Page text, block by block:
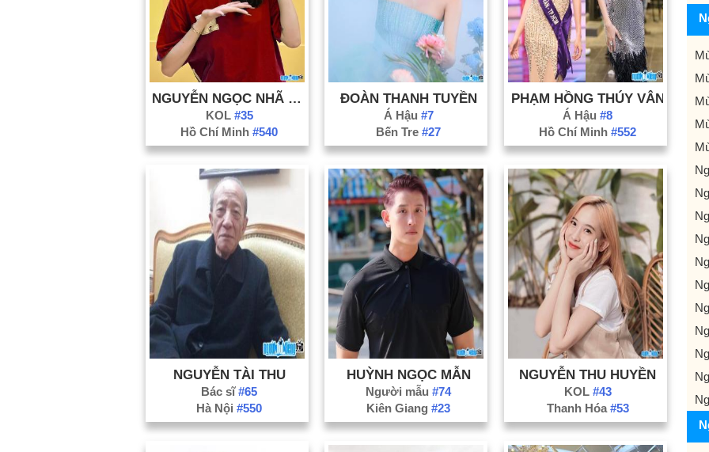
KOL #35
Hồ Chí Minh#540
ĐOÀN THANH TUYỀN
Á Hậu #7
Bến Tre#27
PHẠM HỒNG THÚY VÂN
Á Hậu#8
Hồ Chí Minh#552
NGUYỄN TÀI THU
Bác sĩ#65
Hà Nội#550
HUỲNH NGỌC MẪN
Người mẫu#74
Kiên Giang#23
NGUYỄN THU HUYỀN
KOL #43
Thanh Hóa #53